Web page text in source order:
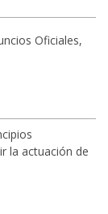
Oficiales,
la actuación de